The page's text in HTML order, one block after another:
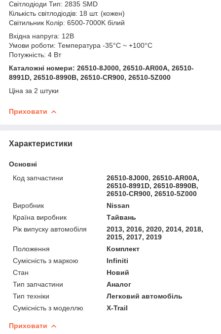
Світлодіоди Тип: 2835 SMD
Кількість світлодіодів: 18 шт. (кожен)
Світильник Колір: 6500-7000K білий
Вхідна напруга: 12В
Умови роботи: Температура -35°C ~ +100°C
Потужність: 4 Вт
Каталожні номери: 26510-8J000, 26510-AR00A, 26510-
8991D, 26510-8990B, 26510-CR900, 26510-5Z000
Ціна за 2 штуки
Приховати
Характеристики
Основні
Код запчастини
26510-8J000, 26510-AR00A,
26510-8991D, 26510-8990B,
26510-CR900, 26510-5Z000
Виробник
Nissan
Країна виробник
Тайвань
Рік випуску автомобіля
2013, 2016, 2020, 2014, 2018,
2015, 2017, 2019
Положення
Комплект
Сумісність з маркою
Infiniti
Стан
Новий
Тип запчастини
Аналог
Тип техніки
Легковий автомобіль
Сумісність з моделлю
X-Trail
Приховати